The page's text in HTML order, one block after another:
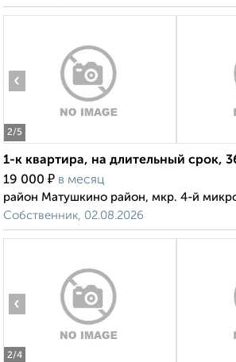
2/5
‹
1-к квартира, на длительный срок,
19 000 ₽ в месяц
район Матушкино район, мкр. 4-й
Собственник, 02.08.2026
2/4
‹